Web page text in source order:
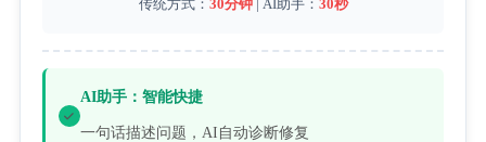
传统方式： 30分钟| AI助手： 30秒
AI助手：智能快捷
一句话描述问题，AI自动诊断修复